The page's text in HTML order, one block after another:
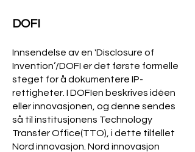
DOFI
Innsendelse av en 'Disclosure of
Invention’/DOFI er det første formelle
steget for å dokumentere IP-
rettigheter. I DOFIen beskrives idéen
eller innovasjonen, og denne sendes
så til institusjonens Technology
Transfer Office(TTO), i dette tilfellet
Nord innovasjon. Nord innovasjon